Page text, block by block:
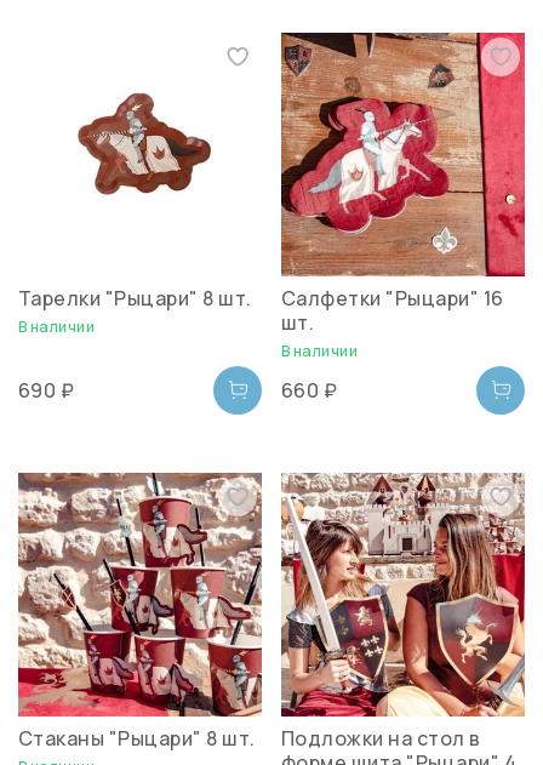
Тарелки "Рыцари" 8 шт.
В наличии
690 ₽
Салфетки "Рыцари" 16
шт.
В наличии
660 ₽
Стаканы "Рыцари" 8 шт.
Подложки на стол в